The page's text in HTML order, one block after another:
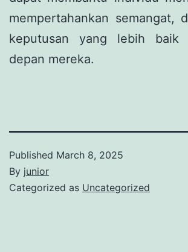
mempertahankan semangat,
keputusan yang lebih baik
depan mereka.
Published March 8, 2025
By junior
Categorized as Uncategorized